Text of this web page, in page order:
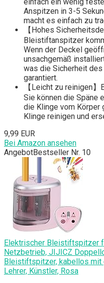
Anspitzen in 3-5
macht es einfach zu
【Hohes
Bleistiftanspitzer
Wenn der Deckel
unsachgemäß
was die Sicherheit
garantiert.
【Leicht zu reinigen
Sie können die Späne
die Klinge vom Körper
Klinge reinigen und
9,99 EUR
Bei Amazon ansehen
AngebotBestseller Nr. 10
Elektrischer Bleistiftspitzer
Netzbetrieb, JIJICZ
Bleistiftspitzer, kabellos mit
Lehrer, Künstler, Rosa